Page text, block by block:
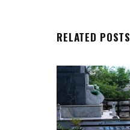
RELATED POSTS